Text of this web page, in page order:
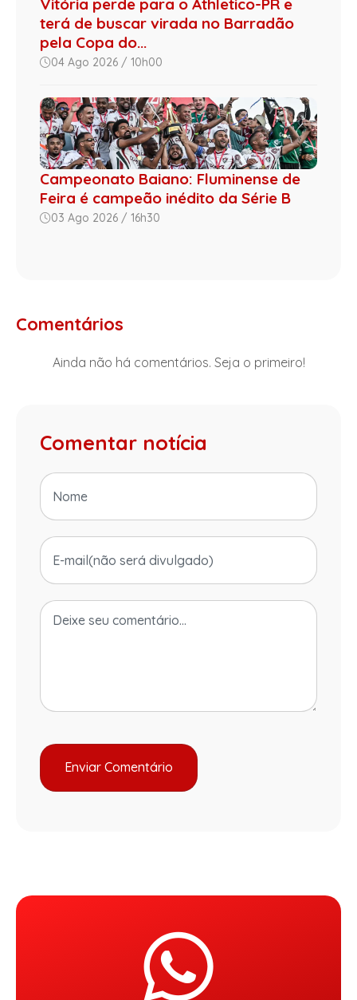
terá de buscar virada no Barradão
pela Copa do...
04 Ago 2026 / 10h00
Campeonato Baiano: Fluminense de
Feira é campeão inédito da Série B
03 Ago 2026 / 16h30
Comentários
Ainda não há comentários. Seja o primeiro!
Comentar notícia